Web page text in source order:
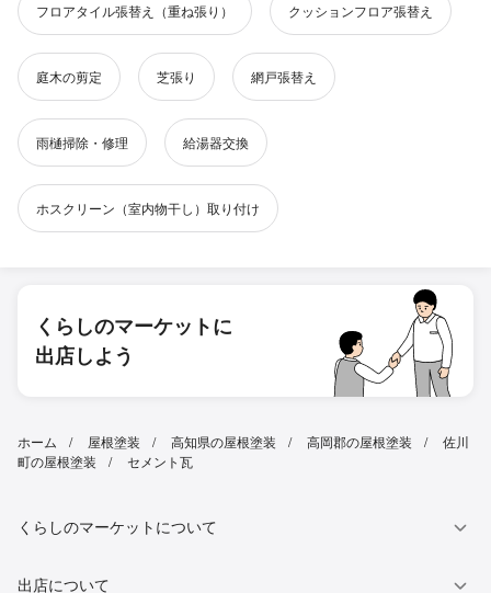
フロアタイル張替え（重ね張り） クッションフロア張替え
庭木の剪定 芝張り 網戸張替え
雨樋掃除・修理 給湯器交換
ホスクリーン（室内物干し）取り付け
くらしのマーケットに
出店しよう
ホーム 屋根塗装 高知県の屋根塗装 高岡郡の屋根塗装
佐川
町の屋根塗装
セメント瓦
くらしのマーケットについて
出店について